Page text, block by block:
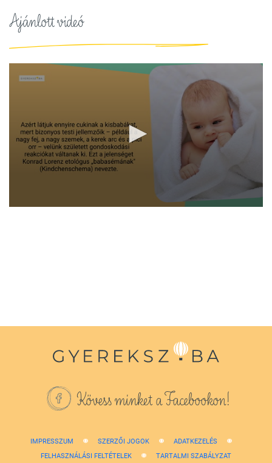
Ajánlott videó
Kövess minket a Facebookon!
IMPRESSZUM SZERZŐI JOGOK
ADATKEZELÉS
FELHASZNÁLÁSI FELTÉTELEK
TARTALMI SZABÁLYZAT